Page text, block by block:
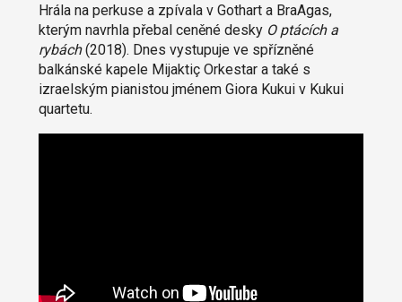
Hrála na perkuse a zpívala v Gothart a BraAgas,
kterým navrhla přebal ceněné desky O ptácích a
rybách(2018). Dnes vystupuje ve spřízněné
balkánské kapele Mijaktiç Orkestar a také s
izraelským pianistou jménem Giora Kukui v Kukui
quartetu.